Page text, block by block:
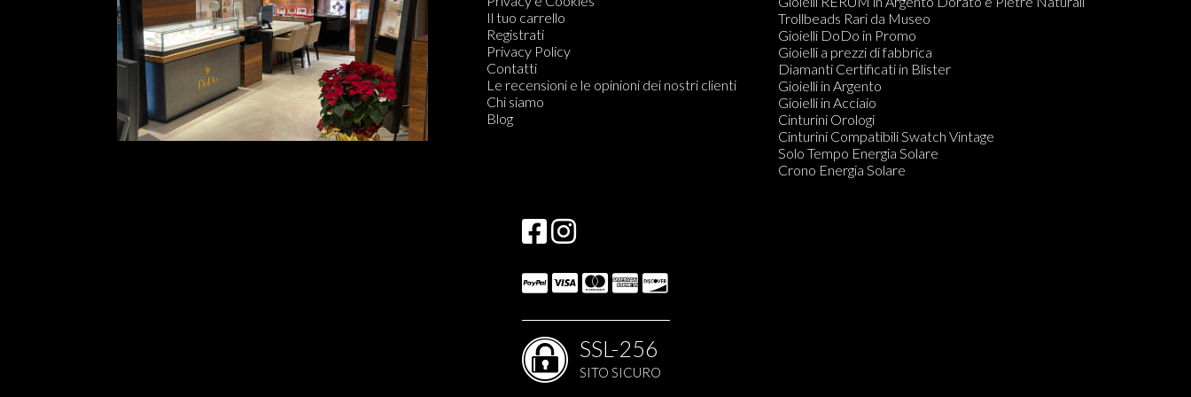
Il tuo carrello
Registrati
Privacy Policy
Contatti
Le recensioni e le opinioni dei nostri clienti
Chi siamo
Blog
Componenti per Bracciali, Collane, Orecchini e Anelli
Fedine
Orecchini
Diamanti in Blister
DoDo KIT PULIZIA GIOIELLI
Trollbeads Rari da Museo
Gioielli DoDo in Promo
Gioielli a prezzi di fabbrica
Diamanti Certificati in Blister
Gioielli in Argento
Gioielli in Acciaio
Cinturini Orologi
Cinturini Compatibili Swatch Vintage
Solo Tempo Energia Solare
Crono Energia Solare
SSL-256
SITO SICURO